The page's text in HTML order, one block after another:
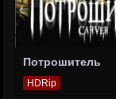
Потрошитель
HDRip